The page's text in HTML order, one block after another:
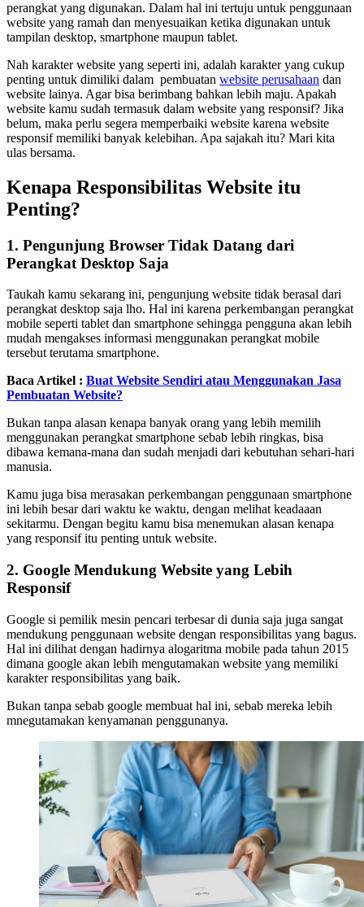
perangkat yang digunakan. Dalam hal ini tertuju untuk penggunaan
website yang ramah dan menyesuaikan ketika digunakan untuk
tampilan desktop, smartphone maupun tablet.
Nah karakter website yang seperti ini, adalah karakter yang cukup
penting untuk dimiliki dalam pembuatan website perusahaan dan
website lainya. Agar bisa berimbang bahkan lebih maju. Apakah
website kamu sudah termasuk dalam website yang responsif? Jika
belum, maka perlu segera memperbaiki website karena website
responsif memiliki banyak kelebihan. Apa sajakah itu? Mari kita
ulas bersama.
Kenapa Responsibilitas Website itu
Penting?
1. Pengunjung Browser Tidak Datang dari
Perangkat Desktop Saja
Taukah kamu sekarang ini, pengunjung website tidak berasal dari
perangkat desktop saja lho. Hal ini karena perkembangan perangkat
mobile seperti tablet dan smartphone sehingga pengguna akan lebih
mudah mengakses informasi menggunakan perangkat mobile
tersebut terutama smartphone.
Baca Artikel : Buat Website Sendiri atau Menggunakan Jasa
Pembuatan Website?
Bukan tanpa alasan kenapa banyak orang yang lebih memilih
menggunakan perangkat smartphone sebab lebih ringkas, bisa
dibawa kemana-mana dan sudah menjadi dari kebutuhan sehari-hari
manusia.
Kamu juga bisa merasakan perkembangan penggunaan smartphone
ini lebih besar dari waktu ke waktu, dengan melihat keadaaan
sekitarmu. Dengan begitu kamu bisa menemukan alasan kenapa
yang responsif itu penting untuk website.
2. Google Mendukung Website yang Lebih
Responsif
Google si pemilik mesin pencari terbesar di dunia saja juga sangat
mendukung penggunaan website dengan responsibilitas yang bagus.
Hal ini dilihat dengan hadirnya alogaritma mobile pada tahun 2015
dimana google akan lebih mengutamakan website yang memiliki
karakter responsibilitas yang baik.
Bukan tanpa sebab google membuat hal ini, sebab mereka lebih
mnegutamakan kenyamanan penggunanya.